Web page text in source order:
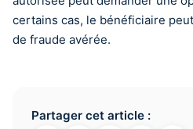
certains cas, le bénéficiaire
de fraude avérée.
Partager cet article :